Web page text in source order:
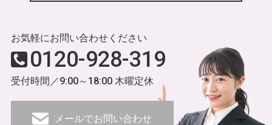
お気軽にお問い合わせください
0120-928-319
受付時間／9:00～18:00 木曜定休
メールでお問い合わせ